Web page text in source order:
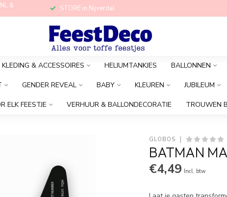
& STORE in Nijverdal
KLEDING & ACCESSOIRES HELIUMTANKJES BALLONNEN
GENDER REVEAL BABY KLEUREN JUBILEUM
ELK FEESTJE VERHUUR & BALLONDECORATIE TROUWEN
GLOBOS
BATMAN
€4,49 Incl. btw